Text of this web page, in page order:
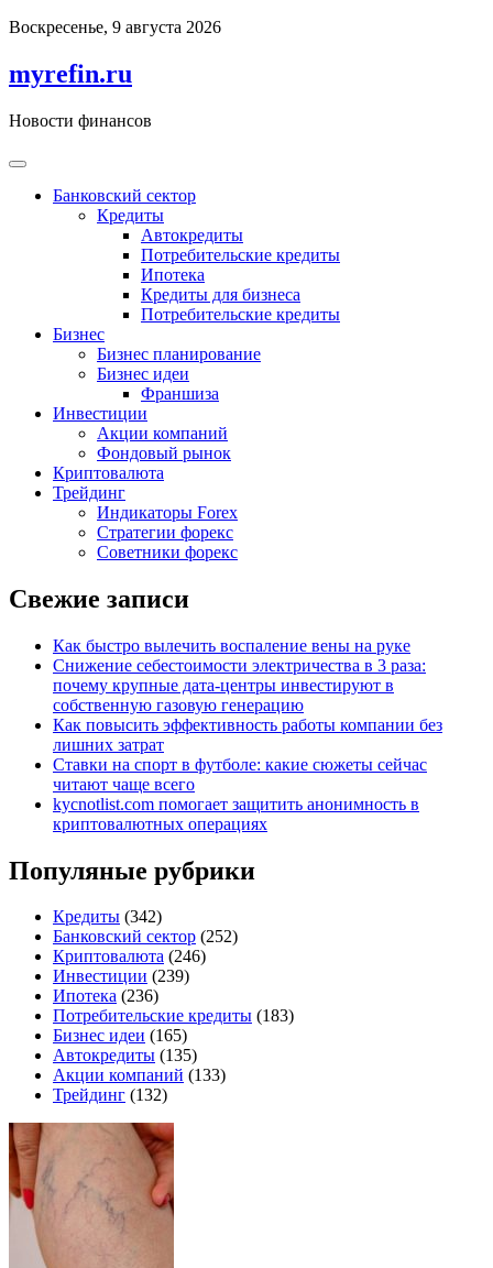
Перейти
содержимому
Воскресенье, 9 августа 2026
myrefin.ru
Новости финансов
Банковский сектор
Кредиты
Автокредиты
Потребительские кредиты
Ипотека
Кредиты для бизнеса
Потребительские кредиты
Бизнес
Бизнес планирование
Бизнес идеи
Франшиза
Инвестиции
Акции компаний
Фондовый рынок
Криптовалюта
Трейдинг
Индикаторы Forex
Стратегии форекс
Советники форекс
Свежие записи
Как быстро вылечить воспаление вены на руке
Снижение себестоимости электричества в 3 раза:
почему крупные дата-центры инвестируют в
собственную газовую генерацию
Как повысить эффективность работы компании без
лишних затрат
Ставки на спорт в футболе: какие сюжеты сейчас
читают чаще всего
kycnotlist.com помогает защитить анонимность в
криптовалютных операциях
Популяные рубрики
Кредиты (342)
Банковский сектор (252)
Криптовалюта (246)
Инвестиции (239)
Ипотека (236)
Потребительские кредиты (183)
Бизнес идеи (165)
Автокредиты (135)
Акции компаний (133)
Трейдинг (132)